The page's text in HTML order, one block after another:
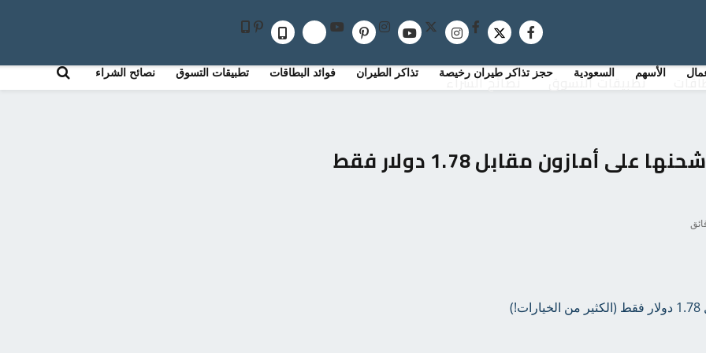
مال وأعمال الأسهم السعودية حجز تذاكر طيران رخيصة
تطبيقات التسوق نصائح الشراء الأسهم السعودية حجز تذاكر طيران رخيصة تذاكر الطيران فوائد البطاقات تطبيقات التسوق نصائح الشراء
مقرمشات السمكة الذهبية يتم شحنها على أمازون مقابل 1.78 دولار فقط